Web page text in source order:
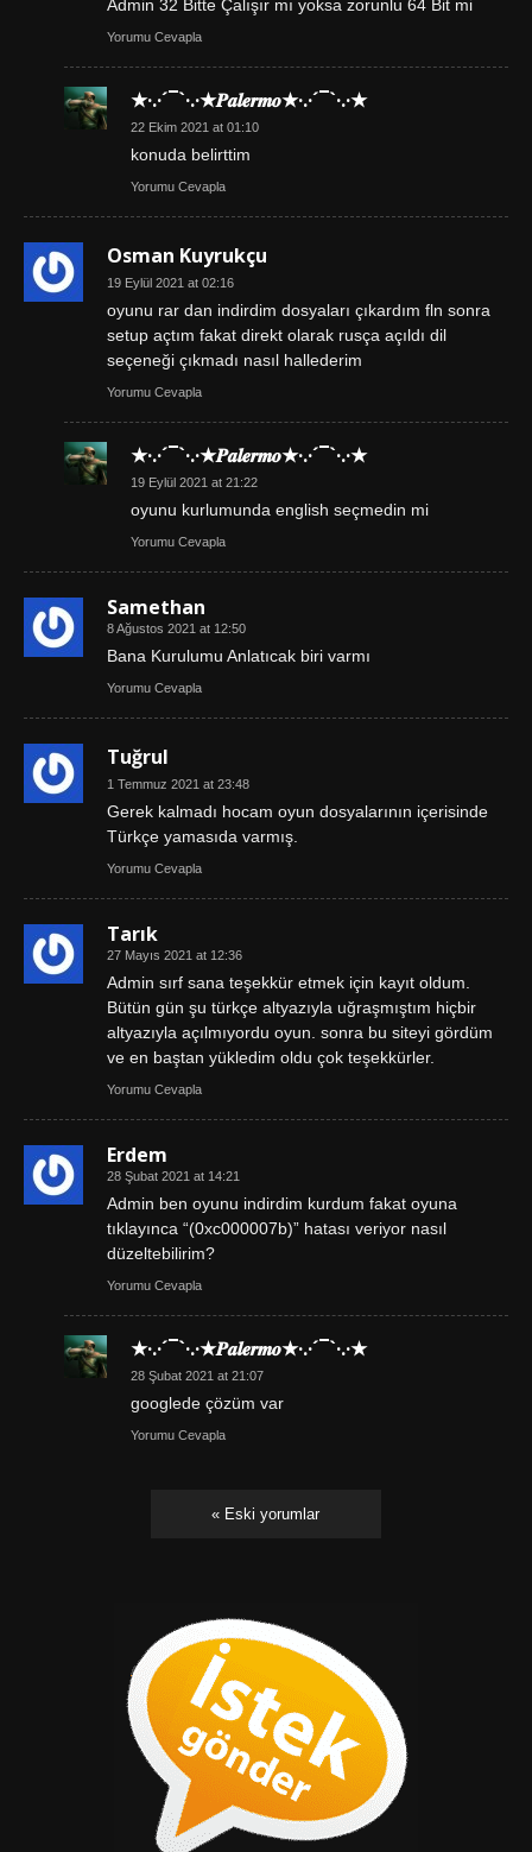
Admin 32 Bitte Çalışır mı yoksa zorunlu 64 Bit mi
Yorumu Cevapla
★·.·´¯`·.·★𝑷𝒂𝒍𝒆𝒓𝒎𝒐★·.·´¯`·.·★
22 Ekim 2021 at 01:10
konuda belirttim
Yorumu Cevapla
Osman Kuyrukçu
19 Eylül 2021 at 02:16
oyunu rar dan indirdim dosyaları çıkardım fln sonra
setup açtım fakat direkt olarak rusça açıldı dil
seçeneği çıkmadı nasıl hallederim
Yorumu Cevapla
★·.·´¯`·.·★𝑷𝒂𝒍𝒆𝒓𝒎𝒐★·.·´¯`·.·★
19 Eylül 2021 at 21:22
oyunu kurlumunda english seçmedin mi
Yorumu Cevapla
Samethan
8 Ağustos 2021 at 12:50
Bana Kurulumu Anlatıcak biri varmı
Yorumu Cevapla
Tuğrul
1 Temmuz 2021 at 23:48
Gerek kalmadı hocam oyun dosyalarının içerisinde
Türkçe yamasıda varmış.
Yorumu Cevapla
Tarık
27 Mayıs 2021 at 12:36
Admin sırf sana teşekkür etmek için kayıt oldum.
Bütün gün şu türkçe altyazıyla uğraşmıştım hiçbir
altyazıyla açılmıyordu oyun. sonra bu siteyi gördüm
ve en baştan yükledim oldu çok teşekkürler.
Yorumu Cevapla
Erdem
28 Şubat 2021 at 14:21
Admin ben oyunu indirdim kurdum fakat oyuna
tıklayınca “(0xc000007b)” hatası veriyor nasıl
düzeltebilirim?
Yorumu Cevapla
★·.·´¯`·.·★𝑷𝒂𝒍𝒆𝒓𝒎𝒐★·.·´¯`·.·★
28 Şubat 2021 at 21:07
googlede çözüm var
Yorumu Cevapla
« Eski yorumlar